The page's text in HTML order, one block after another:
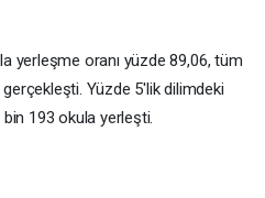
yerleşme oranı yüzde 89,06, tüm
Yüzde 5'lik dilimdeki
193 okula yerleşti.